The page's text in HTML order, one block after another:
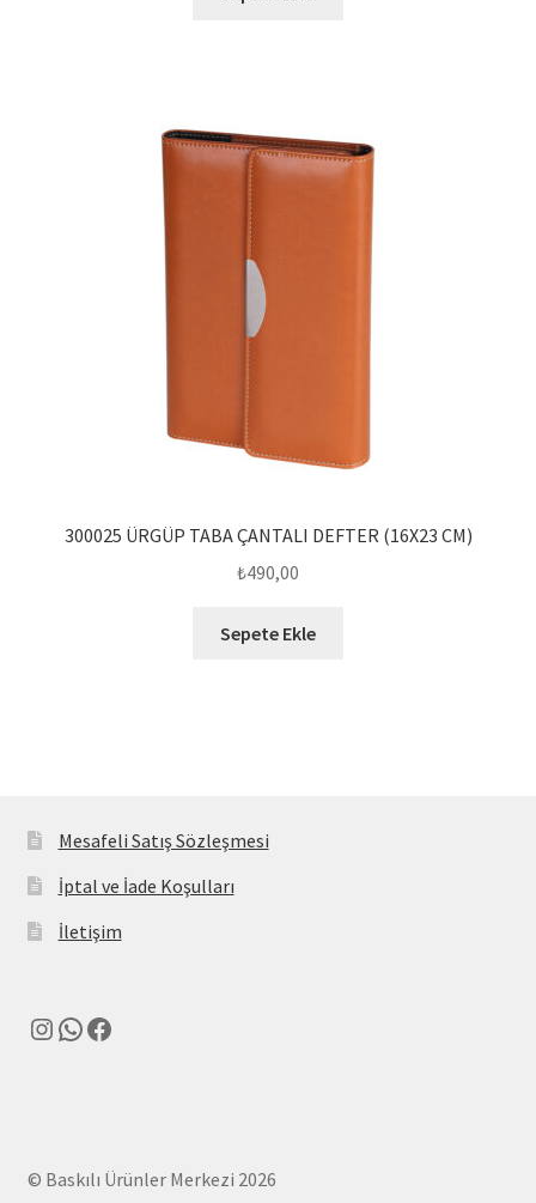
300025 ÜRGÜP TABA ÇANTALI DEFTER (16X23 CM)
₺490,00
Sepete Ekle
Mesafeli Satış Sözleşmesi
İptal ve İade Koşulları
İletişim
Instagram
WhatsApp
Facebook
© Baskılı Ürünler Merkezi 2026